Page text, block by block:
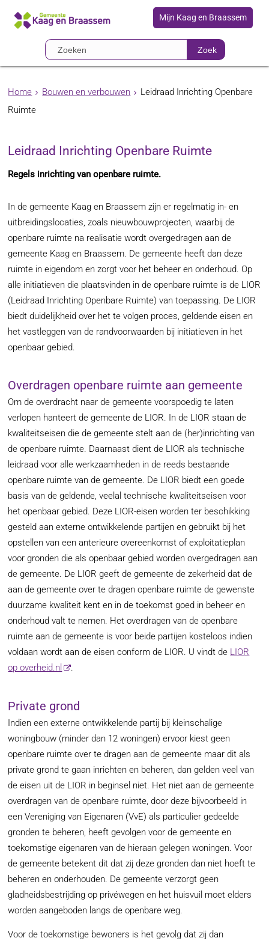
Mijn Kaag en Braassem
Zoek
Home Bouwen en verbouwen
Leidraad Inrichting Openbare
Ruimte
Leidraad Inrichting Openbare Ruimte
Regels inrichting van openbare ruimte.
In de gemeente Kaag en Braassem zijn er regelmatig in- en
uitbreidingslocaties, zoals nieuwbouwprojecten, waarbij de
openbare ruimte na realisatie wordt overgedragen aan de
gemeente Kaag en Braassem. De gemeente heeft dan deze
ruimte in eigendom en zorgt voor het beheer en onderhoud. Op
alle initiatieven die plaatsvinden in de openbare ruimte is de LIOR
(Leidraad Inrichting Openbare Ruimte) van toepassing. De LIOR
biedt duidelijkheid over het te volgen proces, geldende eisen en
het vastleggen van de randvoorwaarden bij initiatieven in het
openbaar gebied.
Overdragen openbare ruimte aan gemeente
Om de overdracht naar de gemeente voorspoedig te laten
verlopen hanteert de gemeente de LIOR. In de LIOR staan de
kwaliteitseisen die de gemeente stelt aan de (her)inrichting van
de openbare ruimte. Daarnaast dient de LIOR als technische
leidraad voor alle werkzaamheden in de reeds bestaande
openbare ruimte van de gemeente. De LIOR biedt een goede
basis van de geldende, veelal technische kwaliteitseisen voor
het openbaar gebied. Deze LIOR-eisen worden ter beschikking
gesteld aan externe ontwikkelende partijen en gebruikt bij het
opstellen van een anterieure overeenkomst of exploitatieplan
voor gronden die als openbaar gebied worden overgedragen aan
de gemeente. De LIOR geeft de gemeente de zekerheid dat de
aan de gemeente over te dragen openbare ruimte de gewenste
duurzame kwaliteit kent en in de toekomst goed in beheer en
onderhoud valt te nemen. Het overdragen van de openbare
ruimte aan de gemeente is voor beide partijen kosteloos indien
voldaan wordt aan de eisen conform de LIOR. U vindt de LIOR
op overheid.nl
.
Private grond
Indien een externe ontwikkelende partij bij kleinschalige
woningbouw (minder dan 12 woningen) ervoor kiest geen
openbare ruimte over te dragen aan de gemeente maar dit als
private grond te gaan inrichten en beheren, dan gelden veel van
de eisen uit de LIOR in beginsel niet. Het niet aan de gemeente
overdragen van de openbare ruimte, door deze bijvoorbeeld in
een Vereniging van Eigenaren (VvE) als particulier gedeelde
gronden te beheren, heeft gevolgen voor de gemeente en
toekomstige eigenaren van de hieraan gelegen woningen. Voor
de gemeente betekent dit dat zij deze gronden dan niet hoeft te
beheren en onderhouden. De gemeente verzorgt geen
gladheidsbestrijding op privéwegen en het huisvuil moet elders
worden aangeboden langs de openbare weg.
Voor de toekomstige bewoners is het gevolg dat zij dan